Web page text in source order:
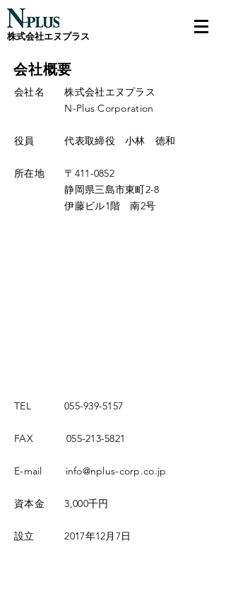
​株式会社エヌプラス
​会社概要
会社名 株式会社エヌプラス
N-Plus Corporation
役員 代表取締役 小林 徳和
所在地 〒411-0852
静岡県三島市東町2-8
伊藤ビル1階 南2号​
TEL 055-939-5157
FAX 055-213-5821
​E-mail info@nplus-corp.co.jp
資本金 3,000千円
設立 2017年12月7日